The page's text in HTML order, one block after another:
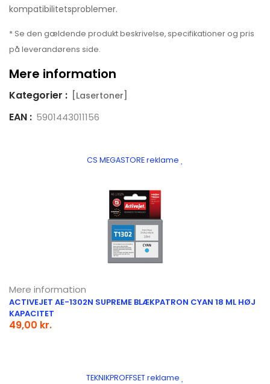
kompatibilitetsproblemer.
* Se den gældende produkt beskrivelse, specifikationer og pris
på leverandørens side.
Mere information
Kategorier : [Lasertoner]
EAN : 5901443011156
CS MEGASTORE reklame
Mere information
ACTIVEJET AE-1302N SUPREME BLÆKPATRON CYAN 18 ML HØJ
KAPACITET
49,00 kr.
TEKNIKPROFFSET reklame